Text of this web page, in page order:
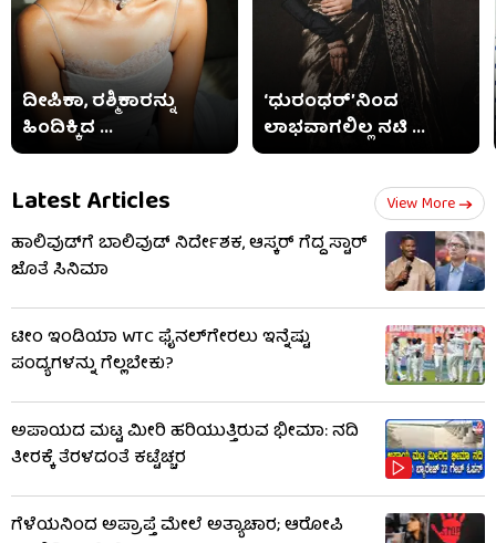
ದೀಪಿಕಾ, ರಶ್ಮಿಕಾರನ್ನು
ಹಿಂದಿಕ್ಕಿದ ...
‘ಧುರಂಧರ್’ನಿಂದ
ಲಾಭವಾಗಲಿಲ್ಲ ನಟಿ ...
Latest Articles View More
ಹಾಲಿವುಡ್​​ಗೆ ಬಾಲಿವುಡ್ ನಿರ್ದೇಶಕ, ಆಸ್ಕರ್ ಗೆದ್ದ ಸ್ಟಾರ್
ಜೊತೆ ಸಿನಿಮಾ
ಟೀಂ ಇಂಡಿಯಾ WTC ಫೈನಲ್‌ಗೇರಲು ಇನ್ನೆಷ್ಟು
ಪಂದ್ಯಗಳನ್ನು ಗೆಲ್ಲಬೇಕು?
ಅಪಾಯದ ಮಟ್ಟ ಮೀರಿ ಹರಿಯುತ್ತಿರುವ ಭೀಮಾ: ನದಿ
ತೀರಕ್ಕೆ ತೆರಳದಂತೆ ಕಟ್ಟೆಚ್ಚರ
ಗೆಳೆಯನಿಂದ ಅಪ್ರಾಪ್ತೆ ಮೇಲೆ ಅತ್ಯಾಚಾರ; ಆರೋಪಿ